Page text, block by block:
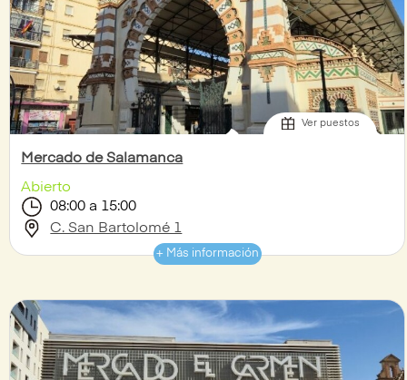
Ver puestos
Mercado de Salamanca
Abierto
08:00 a 15:00
C. San Bartolomé 1
+ Más información